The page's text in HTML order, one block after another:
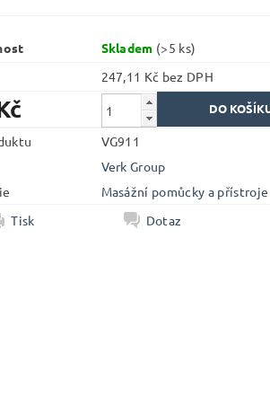
Skladem (>5 ks)
247,11 Kč bez DPH
VG911
Verk Group
Masážní pomůcky a přístroje
Tisk
Dotaz